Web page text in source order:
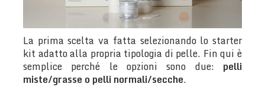
La prima scelta va fatta selezionando lo starter
kit adatto alla propria tipologia di pelle. Fin qui è
semplice perché le opzioni sono due: pelli
miste/grasse o pelli normali/secche.